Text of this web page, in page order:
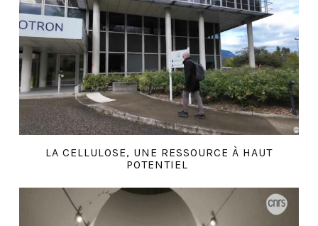
LA CELLULOSE, UNE RESSOURCE À HAUT
POTENTIEL